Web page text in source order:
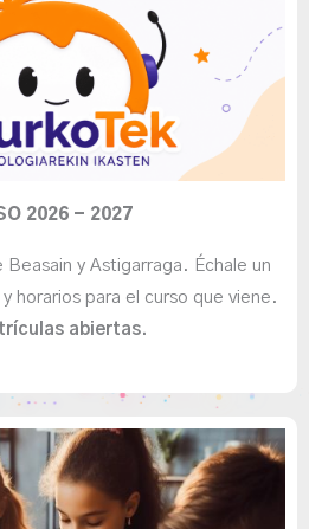
2026 - 2027
Beasain y Astigarraga. Échale un
horarios para el curso que viene.
abiertas.